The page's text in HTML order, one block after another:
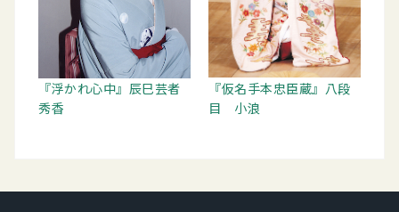
『浮かれ心中』辰巳芸者
秀香
『仮名手本忠臣蔵』八段
目 小浪